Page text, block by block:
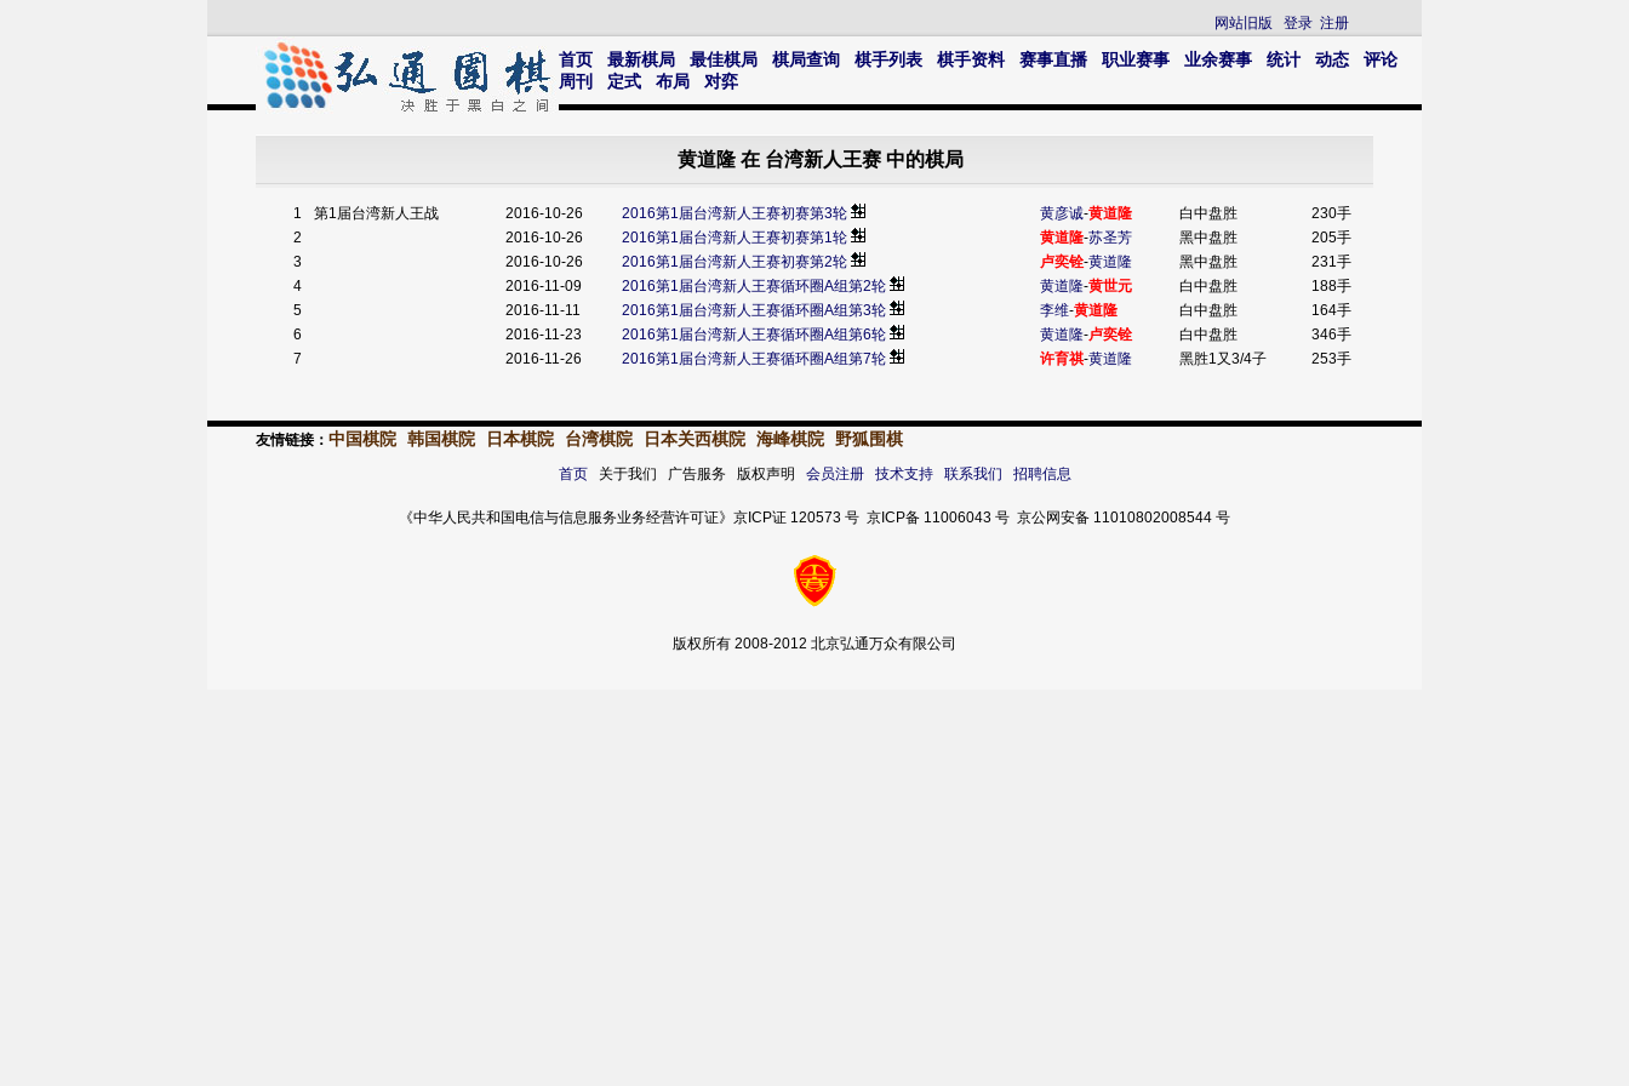
网站旧版 登录 注册
首页 最新棋局 最佳棋局 棋局查询 棋手列表 棋手资料 赛事直播 职业赛事 业余赛事 统计 动态
评论
周刊
定式 布局 对弈
黄道隆 在 台湾新人王赛 中的棋局
1 第1届台湾新人王战 2016-10-26 2016第1届台湾新人王赛初赛第3轮 黄彦诚-黄道隆 白中盘胜
230手
2
2016-10-26 2016第1届台湾新人王赛初赛第1轮 黄道隆-苏圣芳 黑中盘胜
205手
3
2016-10-26 2016第1届台湾新人王赛初赛第2轮 卢奕铨-黄道隆 黑中盘胜
231手
4
2016-11-09 2016第1届台湾新人王赛循环圈A组第2轮 黄道隆-黄世元 白中盘胜
188手
5
2016-11-11 2016第1届台湾新人王赛循环圈A组第3轮 李维-黄道隆 白中盘胜
164手
6
2016-11-23 2016第1届台湾新人王赛循环圈A组第6轮 黄道隆-卢奕铨 白中盘胜
346手
7
2016-11-26 2016第1届台湾新人王赛循环圈A组第7轮 许育祺-黄道隆 黑胜1又3/4子 253手
友情链接： 中国棋院 韩国棋院 日本棋院 台湾棋院 日本关西棋院 海峰棋院 野狐围棋
首页关于我们 广告服务 版权声明 会员注册 技术支持 联系我们 招聘信息
《中华人民共和国电信与信息服务业务经营许可证》京ICP证 120573 号 京ICP备 11006043 号 京公网安备 11010802008544 号
版权所有 2008-2012 北京弘通万众有限公司